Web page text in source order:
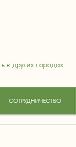
в других городах
СОТРУДНИЧЕСТВО